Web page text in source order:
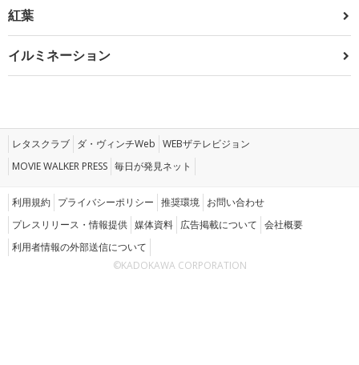
紅葉
イルミネーション
レタスクラブ ダ・ヴィンチWeb WEBザテレビジョン
MOVIE WALKER PRESS 毎日が発見ネット
利用規約 プライバシーポリシー 推奨環境 お問い合わせ
プレスリリース・情報提供 媒体資料 広告掲載について 会社概要
利用者情報の外部送信について
©KADOKAWA CORPORATION